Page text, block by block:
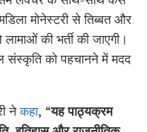
मोनेस्टरी से तिब्बत और
की भर्ती की जाएगी।
संस्कृति को पहचानने में मदद
नेकहा, “यह पाठ्यक्रम